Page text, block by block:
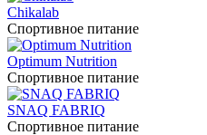
Chikalab
Спортивное питание
Optimum Nutrition
Спортивное питание
SNAQ FABRIQ
Спортивное питание